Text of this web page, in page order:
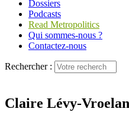
Dossiers
Podcasts
Read Metropolitics
Qui sommes-nous ?
Contactez-nous
Rechercher :
Claire Lévy-